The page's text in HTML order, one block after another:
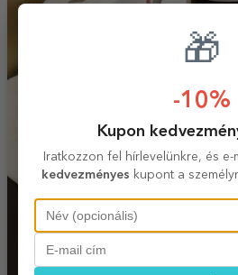
🎁
-10%
Kupon
Iratkozzon fel hírlevelünkre, és
kedvezményes kupont a